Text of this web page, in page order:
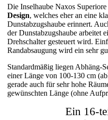
Die Inselhaube Naxos
Design, welches eher an eine
Dunstabzugshaube erinnert.
der Dunstabzugshaube arbeitet
Drehschalter gesteuert wird.
Randabsaugung wird ein sehr
Standardmäßig liegen Abhäng-
einer Länge von 100-130 cm
gerade auch für sehr hohe
gewünschten Länge (ohne
Ein 16-